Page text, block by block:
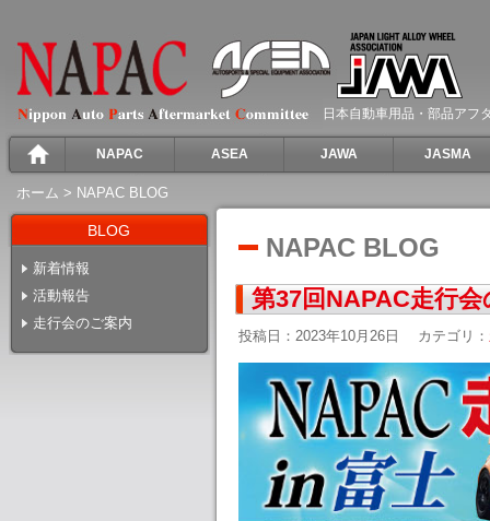
日本自動車用品・部品アフ
NAPAC ASEA JAWA JASMA
ホーム > NAPAC BLOG
BLOG
新着情報
活動報告
走行会のご案内
NAPAC BLOG
第37回NAPAC走行
投稿日：2023年10月26日 カテゴリ：